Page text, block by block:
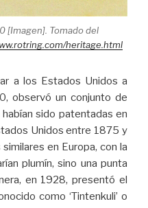
[Imagen]. Tomado del
heritage.html
a los Estados Unidos a
observó un conjunto de
sido patentadas en
Unidos entre 1875 y
en Europa, con la
plumín, sino una punta
en 1928, presentó el
como ‘Tintenkuli’ o